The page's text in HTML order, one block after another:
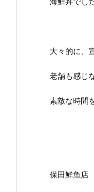
大々的に、
老舗も感じ
素敵な時間
保田鮮魚店